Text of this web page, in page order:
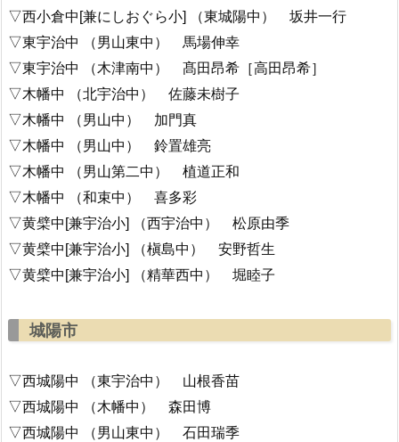
▽西小倉中[兼にしおぐら小] （東城陽中） 坂井一行
▽東宇治中 （男山東中） 馬場伸幸
▽東宇治中 （木津南中） 髙田昂希［高田昂希］
▽木幡中 （北宇治中） 佐藤未樹子
▽木幡中 （男山中） 加門真
▽木幡中 （男山中） 鈴置雄亮
▽木幡中 （男山第二中） 植道正和
▽木幡中 （和束中） 喜多彩
▽黄檗中[兼宇治小] （西宇治中） 松原由季
▽黄檗中[兼宇治小] （槇島中） 安野哲生
▽黄檗中[兼宇治小] （精華西中） 堀睦子
城陽市
▽西城陽中 （東宇治中） 山根香苗
▽西城陽中 （木幡中） 森田博
▽西城陽中 （男山東中） 石田瑞季